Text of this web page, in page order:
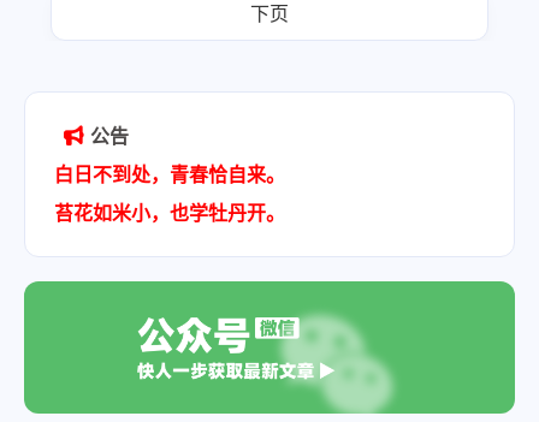
下页
公告
白日不到处，青春恰自来。
苔花如米小，也学牡丹开。